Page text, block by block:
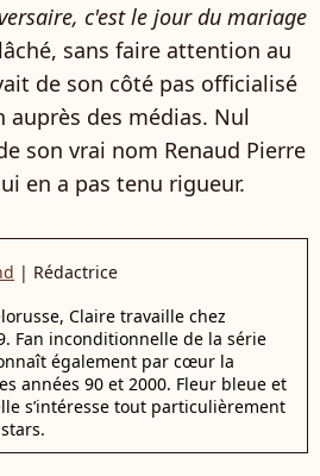
c'est le jour du mariage
sans faire attention au
de son côté pas officialisé
auprès des médias. Nul
son vrai nom Renaud Pierre
en a pas tenu rigueur.
| Rédactrice
Claire travaille chez
Fan inconditionnelle de la série
également par cœur la
années 90 et 2000. Fleur bleue et
s’intéresse tout particulièrement